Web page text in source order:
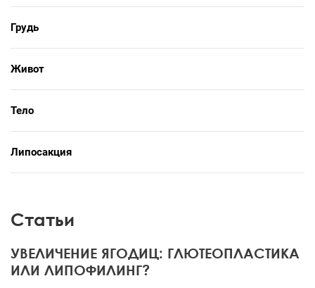
Грудь
Живот
Тело
Липосакция
Статьи
УВЕЛИЧЕНИЕ ЯГОДИЦ: ГЛЮТЕОПЛАСТИКА
ИЛИ ЛИПОФИЛИНГ?